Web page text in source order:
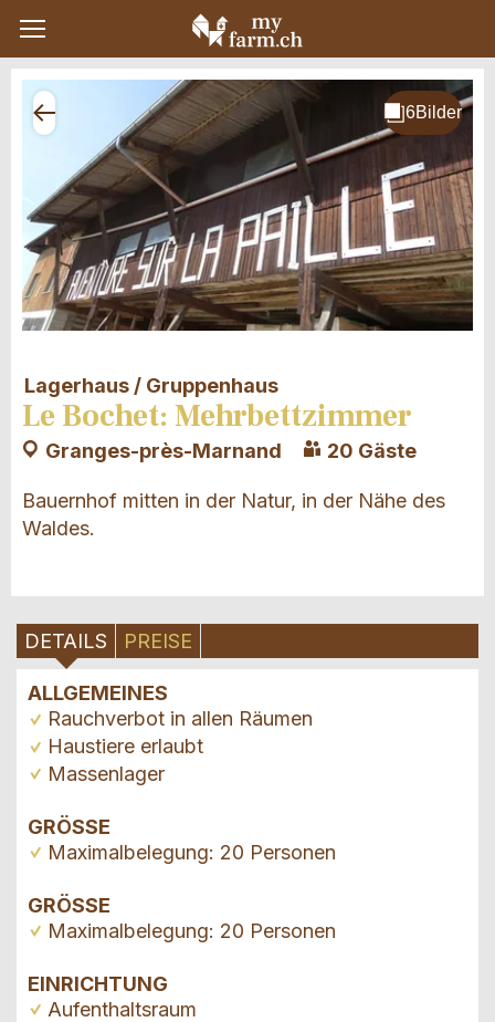
Lagerhaus / Gruppenhaus
Le Bochet: Mehrbettzimmer
Granges-près-Marnand 20 Gäste
Bauernhof mitten in der Natur, in der Nähe des
Waldes.
DETAILS PREISE
ALLGEMEINES
Rauchverbot in allen Räumen
Haustiere erlaubt
Massenlager
GRÖSSE
Maximalbelegung: 20 Personen
GRÖSSE
Maximalbelegung: 20 Personen
EINRICHTUNG
Aufenthaltsraum